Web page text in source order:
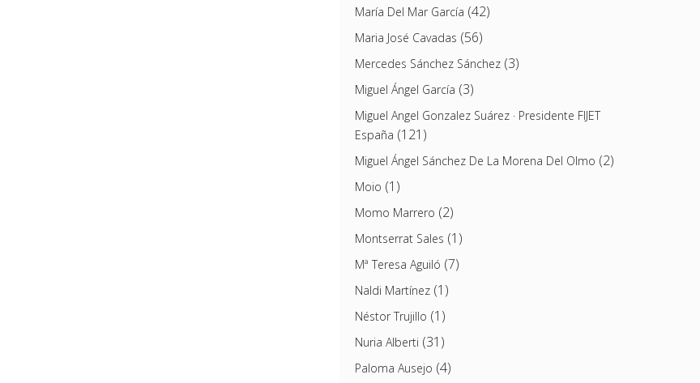
María Del Mar García (42)
Maria José Cavadas (56)
Mercedes Sánchez Sánchez(3)
Miguel Ángel García (3)
Miguel Angel Gonzalez Suárez · Presidente FIJET
España (121)
Miguel Ángel Sánchez De La Morena Del Olmo (2)
Moio (1)
Momo Marrero (2)
Montserrat Sales (1)
Mª Teresa Aguiló (7)
Naldi Martínez(1)
Néstor Trujillo (1)
Nuria Alberti (31)
Paloma Ausejo (4)